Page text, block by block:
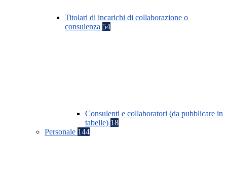
Titolari di incarichi di collaborazione o
consulenza 54
Consulenti e collaboratori (da pubblicare in
tabelle) 18
Personale 144